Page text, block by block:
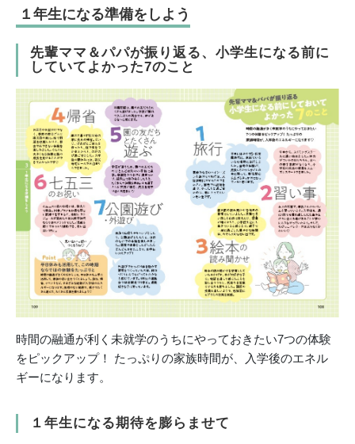
１年生になる準備をしよう
先輩ママ＆パパが振り返る、小学生になる前に
していてよかった7のこと
時間の融通が利く未就学のうちにやっておきたい7つの体験
をピックアップ！ たっぷりの家族時間が、入学後のエネル
ギーになります。
１年生になる期待を膨らませて